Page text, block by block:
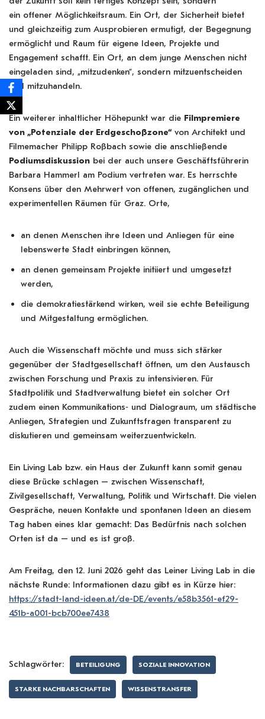
ein offener Möglichkeitsraum. Ein Ort, der Sicherheit bietet
und gleichzeitig zum Ausprobieren ermutigt, der Begegnung
ermöglicht und Raum für eigene Ideen, Projekte und
Engagement schafft. Ein Ort, an dem junge Menschen nicht
eingeladen sind, „mitzudenken“, sondern mitzuentscheiden
und mitzuhandeln.
Ein weiterer inhaltlicher Höhepunkt war die Filmpremiere
von „Potenziale der Erdgeschoßzone“ von Architekt und
Filmemacher Philipp Roßbach sowie die anschließende
Podiumsdiskussion bei der auch unsere Geschäftsführerin
Barbara Hammerl am Podium vertreten war. Es herrschte
Konsens über den Mehrwert von offenen, zugänglichen und
experimentellen Räumen für Graz. Orte,
an denen Menschen ihre Ideen und Anliegen für eine
lebenswerte Stadt einbringen können,
an denen gemeinsam Projekte initiiert und umgesetzt
werden,
die demokratiestärkend wirken, weil sie echte Beteiligung
und Mitgestaltung ermöglichen.
Auch die Wissenschaft möchte und muss sich stärker
gegenüber der Stadtgesellschaft öffnen, um den Austausch
zwischen Forschung und Praxis zu intensivieren. Für
Stadtpolitik und Stadtverwaltung bietet ein solcher Ort
zudem einen Kommunikations‑ und Dialograum, um städtische
Anliegen, Strategien und Zukunftsfragen transparent zu
diskutieren und gemeinsam weiterzuentwickeln.
Ein Living Lab bzw. ein Haus der Zukunft kann somit genau
diese Brücke schlagen – zwischen Wissenschaft,
Zivilgesellschaft, Verwaltung, Politik und Wirtschaft. Die vielen
Gespräche, neuen Kontakte und spontanen Ideen an diesem
Tag haben eines klar gemacht: Das Bedürfnis nach solchen
Orten ist da – und es ist groß.
Am Freitag, den 12. Juni 2026 geht das Leiner Living Lab in die
nächste Runde: Informationen dazu gibt es in Kürze hier:
https://stadt-land-ideen.at/de-DE/events/e58b3561-ef29-
451b-a001-bcb700ee7438
Schlagwörter: BETEILIGUNG SOZIALE INNOVATION
STARKE NACHBARSCHAFTEN WISSENSTRANSFER